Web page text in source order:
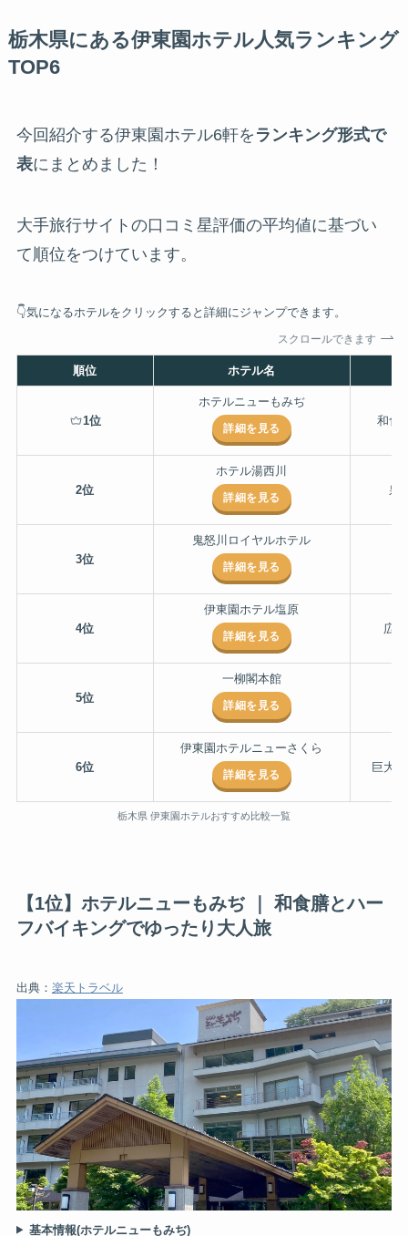
栃木県にある伊東園ホテル人気ランキング
TOP6
今回紹介する伊東園ホテル6軒を ランキング形式で
表にまとめました！
大手旅行サイトの口コミ星評価の平均値に基づい
て順位をつけています。
👇気になるホテルをクリックすると詳細にジャンプできます。
スクロールできます
順位 ホテル名
1位
ホテルニューもみぢ
詳細を見る
和食
2位
ホテル湯西川
詳細を見る
泉
3位
鬼怒川ロイヤルホテル
詳細を見る
4位
伊東園ホテル塩原
詳細を見る
広
5位
一柳閣本館
詳細を見る
6位
伊東園ホテルニューさくら
詳細を見る
巨大
栃木県 伊東園ホテルおすすめ比較一覧
【1位】ホテルニューもみぢ ｜ 和食膳とハー
フバイキングでゆったり大人旅
出典： 楽天トラベル
基本情報(ホテルニューもみぢ)